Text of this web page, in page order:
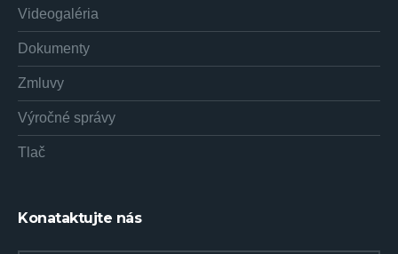
Videogaléria
Dokumenty
Zmluvy
Výročné správy
Tlač
Konataktujte nás